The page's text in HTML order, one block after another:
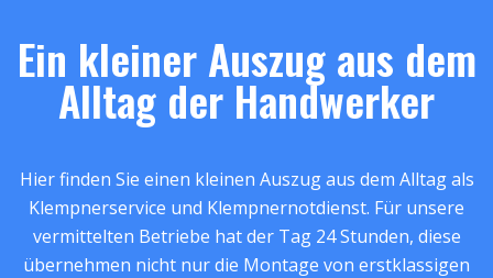
Ein kleiner Auszug aus dem
Alltag der Handwerker
Hier finden Sie einen kleinen Auszug aus dem Alltag als
Klempnerservice und Klempnernotdienst. Für unsere
vermittelten Betriebe hat der Tag 24 Stunden, diese
übernehmen nicht nur die Montage von erstklassigen